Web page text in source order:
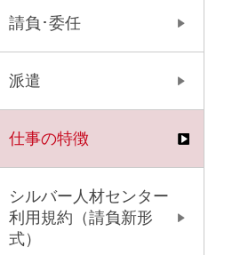
請負･委任
派遣
仕事の特徴
シルバー人材センター
利用規約（請負新形
式）